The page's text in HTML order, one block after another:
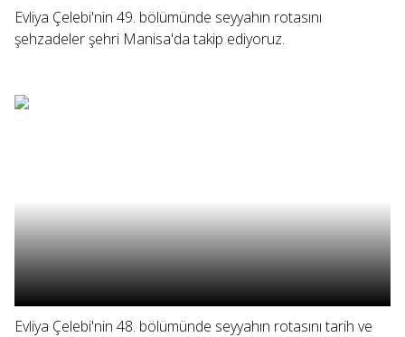
Evliya Çelebi'nin 49. bölümünde seyyahın rotasını
şehzadeler şehri Manisa'da takip ediyoruz.
Evliya Çelebi'nin 48. bölümünde seyyahın rotasını tarih ve